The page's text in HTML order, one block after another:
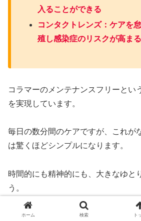
入ることができる
コンタクトレンズ：ケアを
殖し感染症のリスクが高まる
コラマーのメンテナンスフリーとい
を実現しています。
毎日の数分間のケアですが、これが
は驚くほどシンプルになります。
時間的にも精神的にも、大きなゆと
う。
ホーム 検索 ト